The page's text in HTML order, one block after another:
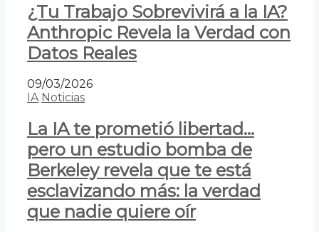
¿Tu Trabajo Sobrevivirá a la IA?
Anthropic Revela la Verdad con
Datos Reales
09/03/2026
IA Noticias
La IA te prometió libertad…
pero un estudio bomba de
Berkeley revela que te está
esclavizando más: la verdad
que nadie quiere oír